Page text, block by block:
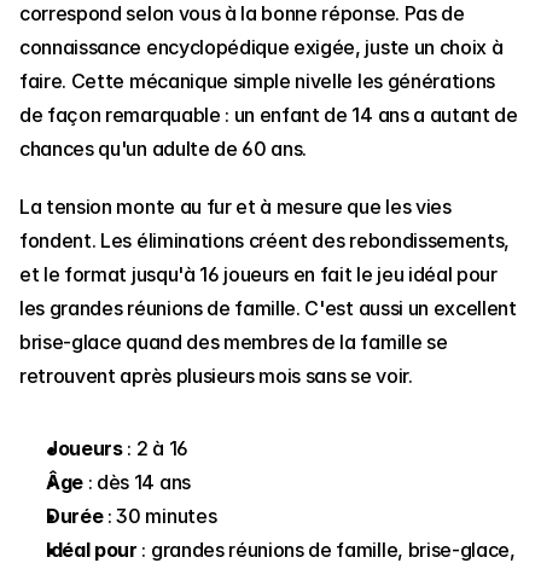
correspond selon vous à la bonne réponse. Pas de
connaissance encyclopédique exigée, juste un choix à
faire. Cette mécanique simple nivelle les générations
de façon remarquable : un enfant de 14 ans a autant de
chances qu'un adulte de 60 ans.
La tension monte au fur et à mesure que les vies
fondent. Les éliminations créent des rebondissements,
et le format jusqu'à 16 joueurs en fait le jeu idéal pour
les grandes réunions de famille. C'est aussi un excellent
brise-glace quand des membres de la famille se
retrouvent après plusieurs mois sans se voir.
Joueurs : 2 à 16
Âge : dès 14 ans
Durée : 30 minutes
Idéal pour : grandes réunions de famille, brise-glace,